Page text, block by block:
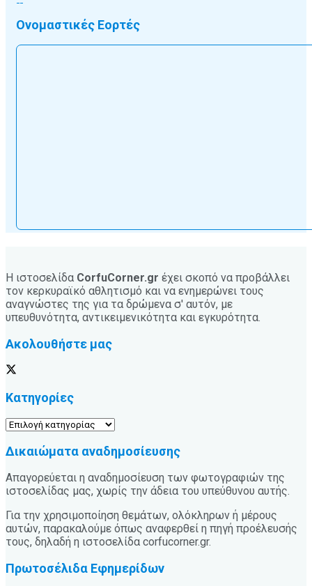
Ονομαστικές Εορτές
Η ιστοσελίδα CorfuCorner.gr έχει σκοπό να προβάλλει
τον κερκυραϊκό αθλητισμό και να ενημερώνει τους
αναγνώστες της για τα δρώμενα σ' αυτόν, με
υπευθυνότητα, αντικειμενικότητα και εγκυρότητα.
Ακολουθήστε μας
Κατηγορίες
Κατηγορίες
Δικαιώματα αναδημοσίευσης
Απαγορεύεται η αναδημοσίευση των φωτογραφιών της
ιστοσελίδας μας, χωρίς την άδεια του υπεύθυνου αυτής.
Για την χρησιμοποίηση θεμάτων, ολόκληρων ή μέρους
αυτών, παρακαλούμε όπως αναφερθεί η πηγή προέλευσής
τους, δηλαδή η ιστοσελίδα corfucorner.gr.
Πρωτοσέλιδα Εφημερίδων